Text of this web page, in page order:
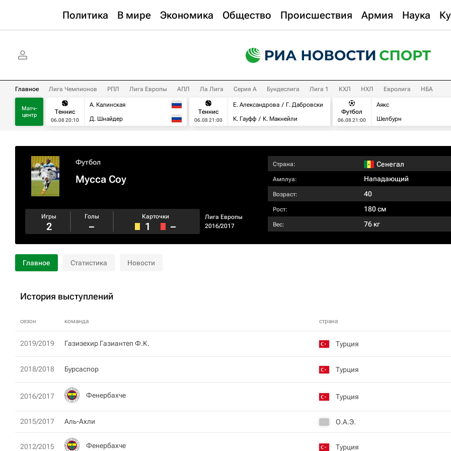
Политика В мире Экономика Общество Происшествия Армия Наука
Главное Лига Чемпионов РПЛ Лига Европы АПЛ Ла Лига Серия А Бундеслига Лига 1 КХЛ НХЛ Евролига НБА
Матч-
центр
Теннис
06.08 20:10
А. Калинская
Д. Шнайдер
Теннис
06.08 21:00
Е. Александрова
Г. Дабровски
К. Гауфф
К. Макнейли
Футбол
06.08 21:00
Аякс
Шелбурн
Футбол
Мусса Соу
Лига Европы
2016/2017
Игры
2
Голы
–
Карточки
1 –
Страна: Сенегал
Амплуа: Нападающий
Возраст: 40
Рост: 180 см
Вес: 76 кг
Главное Статистика Новости
История выступлений
сезон команда страна
2019/2019 Газизехир Газиантеп Ф.К. Турция
2018/2018 Бурсаспор Турция
2016/2017 Фенербахче Турция
2015/2017 Аль-Ахли О.А.Э.
2012/2015 Фенербахче Турция